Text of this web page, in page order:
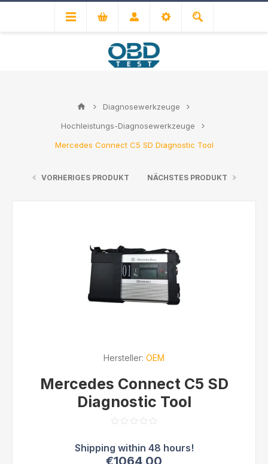
Diagnosewerkzeuge
Hochleistungs-Diagnosewerkzeuge
Mercedes Connect C5 SD Diagnostic Tool
VORHERIGES PRODUKT NÄCHSTES PRODUKT
Hersteller: OEM
Mercedes Connect C5 SD
Diagnostic Tool
€1064,00